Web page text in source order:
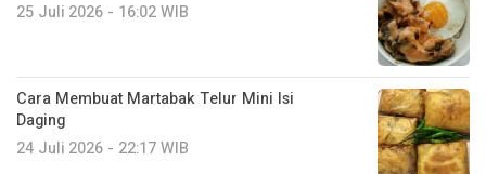
25 Juli 2026 - 16:02 WIB
Cara Membuat Martabak Telur Mini Isi
Daging
24 Juli 2026 - 22:17 WIB